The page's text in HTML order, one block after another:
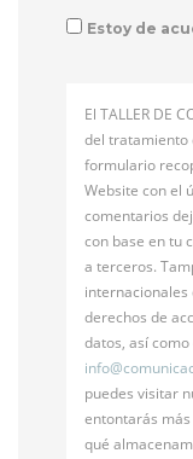
Estoy de
El TALLER DE
del tratamiento
formulario
Website con el
comentarios
con base en tu
a terceros.
internacionales
derechos de
datos, así
info@
puedes visitar
entontarás
qué